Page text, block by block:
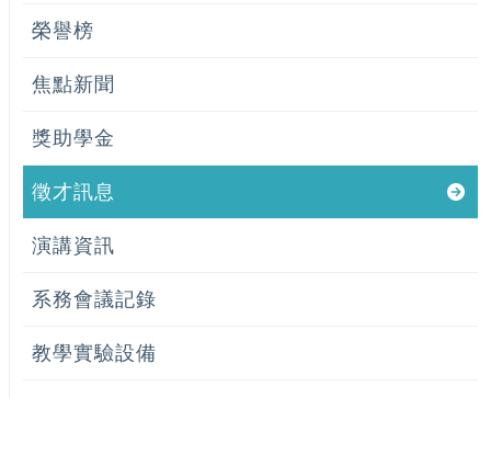
榮譽榜
焦點新聞
獎助學金
徵才訊息
演講資訊
系務會議記錄
教學實驗設備